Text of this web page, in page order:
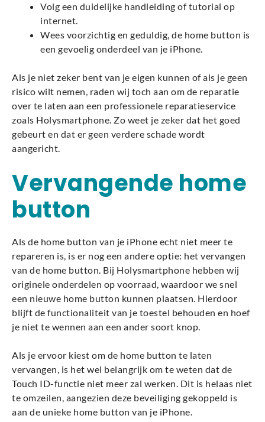
Volg een duidelijke handleiding of tutorial op
internet.
Wees voorzichtig en geduldig, de home button is
een gevoelig onderdeel van je iPhone.
Als je niet zeker bent van je eigen kunnen of als je geen
risico wilt nemen, raden wij toch aan om de reparatie
over te laten aan een professionele reparatieservice
zoals Holysmartphone. Zo weet je zeker dat het goed
gebeurt en dat er geen verdere schade wordt
aangericht.
Vervangende home
button
Als de home button van je iPhone echt niet meer te
repareren is, is er nog een andere optie: het vervangen
van de home button. Bij Holysmartphone hebben wij
originele onderdelen op voorraad, waardoor we snel
een nieuwe home button kunnen plaatsen. Hierdoor
blijft de functionaliteit van je toestel behouden en hoef
je niet te wennen aan een ander soort knop.
Als je ervoor kiest om de home button te laten
vervangen, is het wel belangrijk om te weten dat de
Touch ID-functie niet meer zal werken. Dit is helaas niet
te omzeilen, aangezien deze beveiliging gekoppeld is
aan de unieke home button van je iPhone.